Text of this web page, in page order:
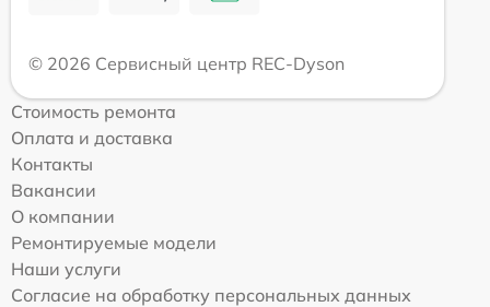
© 2026 Сервисный центр REC-Dyson
Стоимость ремонта
Оплата и доставка
Контакты
Вакансии
О компании
Ремонтируемые модели
Наши услуги
Согласие на обработку персональных данных